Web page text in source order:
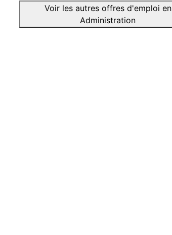
Voir les autres offres d'emploi en
Administration